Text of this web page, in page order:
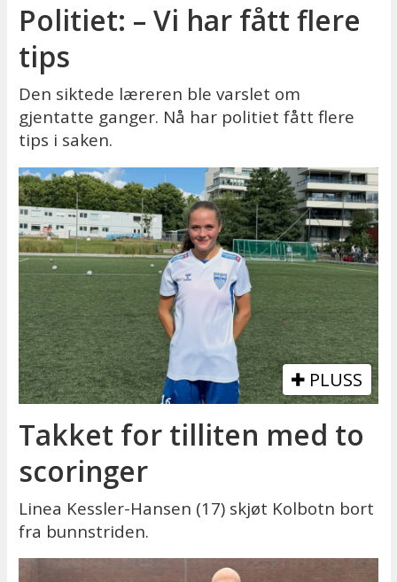
Politiet: – Vi har fått flere
tips
Den siktede læreren ble varslet om
gjentatte ganger. Nå har politiet fått flere
tips i saken.
PLUSS
Takket for tilliten med to
scoringer
Linea Kessler-Hansen (17) skjøt Kolbotn bort
fra bunnstriden.